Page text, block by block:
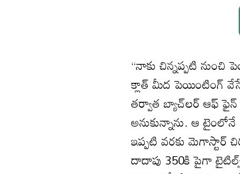
‘‘నాకు చిన్నప్పటి
క్లాత్ మీద పెయింటింగ్
తర్వాత బ్యాచ్‌లర్ ఆఫ్ ఫైన్
అనుకున్నాను. ఆ
ఇప్పటి వరకు
దాదాపు 350కి పైగా